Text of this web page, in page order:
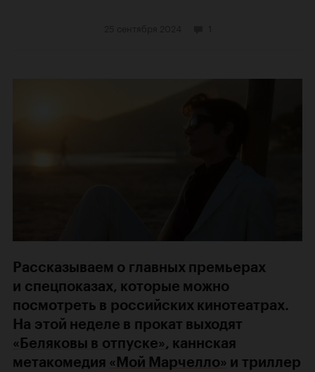
Рассказываем о главных премьерах
и спецпоказах, которые можно
посмотреть в российских кинотеатрах.
На этой неделе в прокат выходят
«Беляковы в отпуске», каннская
метакомедия «Мой Марчелло» и триллер